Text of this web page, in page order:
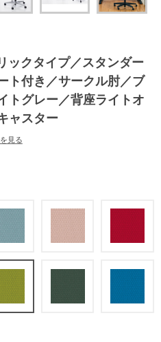
ックタイプ／スタンダー
ト付き／サークル肘／ブ
トグレー／背座ライトオ
ャスター
見る